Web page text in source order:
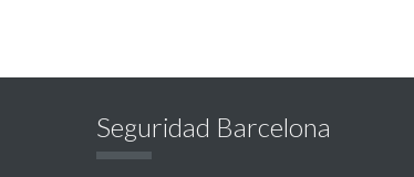
Seguridad Barcelona